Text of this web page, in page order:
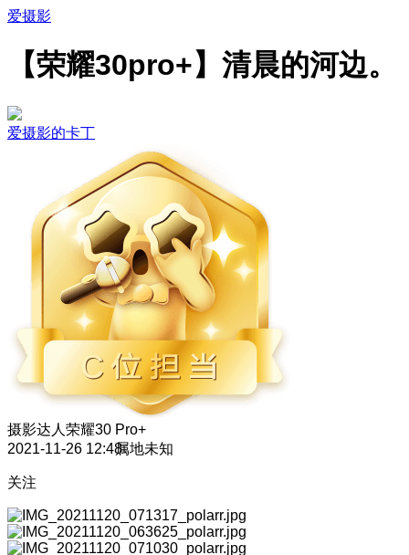
爱摄影
【荣耀30pro+】清晨的河边。
爱摄影的卡丁
摄影达人 荣耀30 Pro+
2021-11-26 12:48属地未知
关注